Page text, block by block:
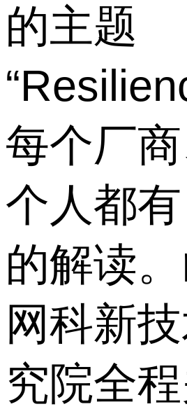
的主题
每个厂
个人都
的解读
网科新
究院全